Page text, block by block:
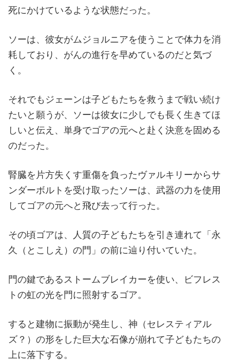
死にかけているような状態だった。
ソーは、彼女がムジョルニアを使うことで体力を消
耗しており、がんの進行を早めているのだと気づ
く。
それでもジェーンは子どもたちを救うまで戦い続け
たいと願うが、ソーは彼女に少しでも長く生きてほ
しいと伝え、単身でゴアの元へと赴く決意を固める
のだった。
腎臓を片方失くす重傷を負ったヴァルキリーからサ
ンダーボルトを受け取ったソーは、武器の力を使用
してゴアの元へと飛び去って行った。
その頃ゴアは、人質の子どもたちを引き連れて「永
久（とこしえ）の門」の前に辿り付いていた。
門の鍵であるストームブレイカーを使い、ビフレス
トの虹の光を門に照射するゴア。
すると建物に振動が発生し、神（セレスティアル
ズ？）の形をした巨大な石像が崩れて子どもたちの
上に落下する。